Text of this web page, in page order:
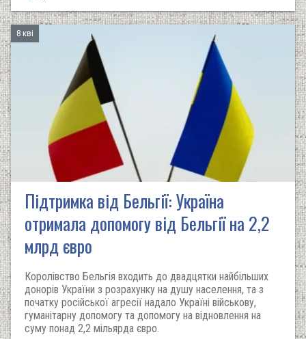
8 кві
Підтримка від Бельгії: Україна
отримала допомогу від Бельгії на 2,2
млрд євро
Королівство Бельгія входить до двадцятки найбільших
донорів України з розрахунку на душу населення, та з
початку російської агресії надало Україні військову,
гуманітарну допомогу та допомогу на відновлення на
суму понад 2,2 мільярда євро.